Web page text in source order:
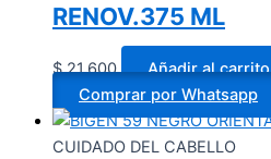
RENOV.375 ML
$21.600
Añadir al carrito
Comprar por Whatsapp
CUIDADO DEL CABELLO